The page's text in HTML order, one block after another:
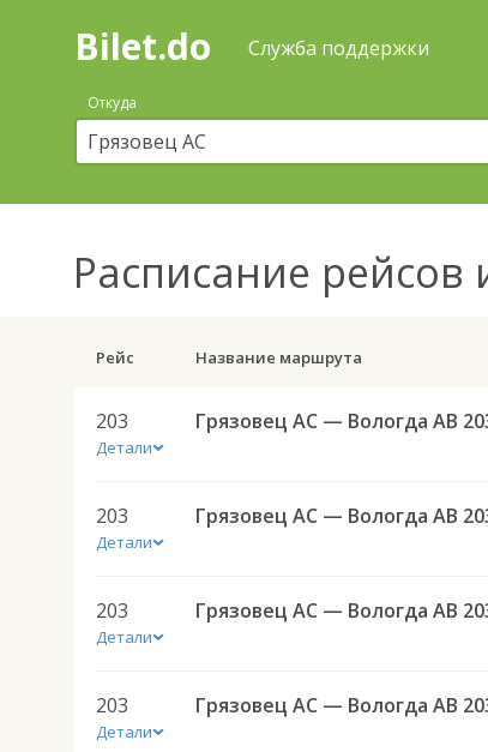
Поиск
покупка
билетов
автобус
онлайн
Bilet.do Служба поддержки
Откуда
Расписание рейсов
Рейс Название маршрута
203
Детали
Грязовец АС — Вологда АВ
203
Детали
Грязовец АС — Вологда АВ
203
Детали
Грязовец АС — Вологда АВ
203
Детали
Грязовец АС — Вологда АВ